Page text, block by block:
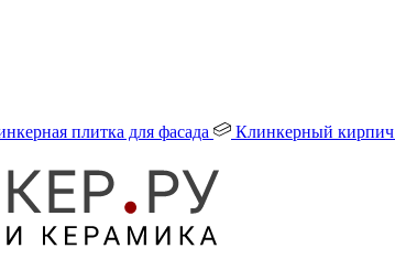
плитка для фасада Клинкерный кирпич